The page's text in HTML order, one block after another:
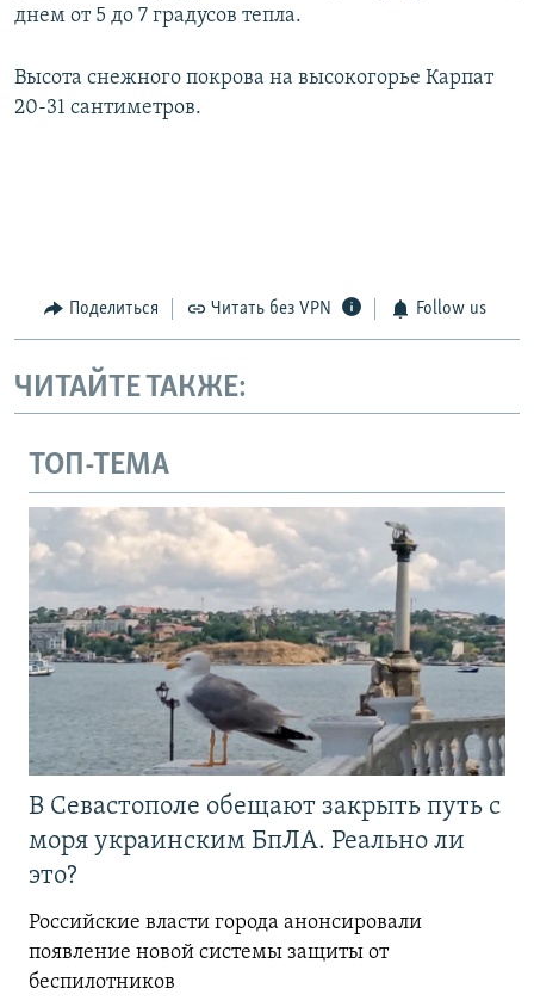
днем от 5 до 7 градусов тепла.
Высота снежного покрова на высокогорье Карпат
20-31 сантиметров.
Поделиться Читать без VPN Follow us
ЧИТАЙТЕ ТАКЖЕ:
ТОП-ТЕМА
В Севастополе обещают закрыть путь с
моря украинским БпЛА. Реально ли
это?
Российские власти города анонсировали
появление новой системы защиты от
беспилотников